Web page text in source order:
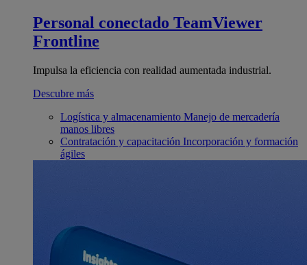
Personal conectado TeamViewer
Frontline
Impulsa la eficiencia con realidad aumentada industrial.
Descubre más
Logística y almacenamiento Manejo de mercadería
manos libres
Contratación y capacitación Incorporación y formación
ágiles